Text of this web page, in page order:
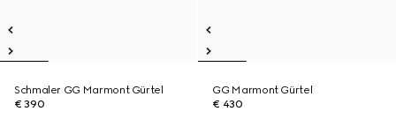
Schmaler GG Marmont Gürtel
€ 390
GG Marmont Gürtel
€ 430